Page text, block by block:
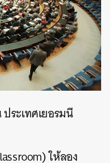
ระเทศเยอรมนี
ให้ลอง